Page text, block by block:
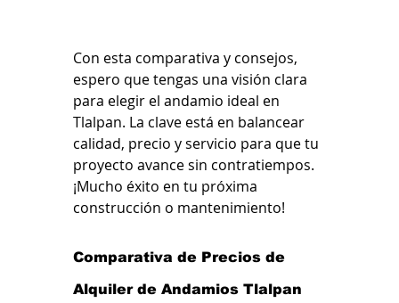
Con esta comparativa y consejos,
espero que tengas una visión clara
para elegir el andamio ideal en
Tlalpan. La clave está en balancear
calidad, precio y servicio para que tu
proyecto avance sin contratiempos.
¡Mucho éxito en tu próxima
construcción o mantenimiento!
Comparativa de Precios de
Alquiler de Andamios Tlalpan